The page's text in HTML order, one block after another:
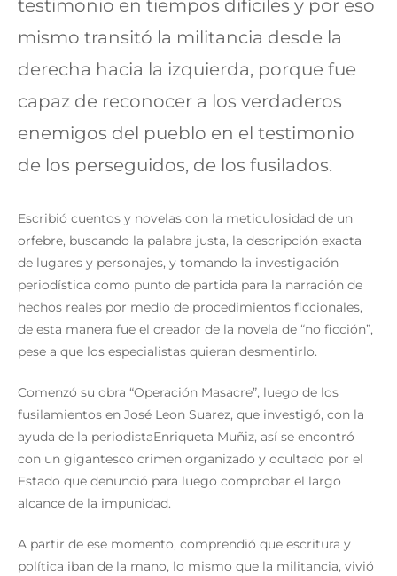
testimonio en tiempos difíciles y por eso
mismo transitó la militancia desde la
derecha hacia la izquierda, porque fue
capaz de reconocer a los verdaderos
enemigos del pueblo en el testimonio
de los perseguidos, de los fusilados.
Escribió cuentos y novelas con la meticulosidad de un
orfebre, buscando la palabra justa, la descripción exacta
de lugares y personajes, y tomando la investigación
periodística como punto de partida para la narración de
hechos reales por medio de procedimientos ficcionales,
de esta manera fue el creador de la novela de “no ficción”,
pese a que los especialistas quieran desmentirlo.
Comenzó su obra “Operación Masacre”, luego de los
fusilamientos en José Leon Suarez, que investigó, con la
ayuda de la periodistaEnriqueta Muñiz, así se encontró
con un gigantesco crimen organizado y ocultado por el
Estado que denunció para luego comprobar el largo
alcance de la impunidad.
A partir de ese momento, comprendió que escritura y
política iban de la mano, lo mismo que la militancia, vivió